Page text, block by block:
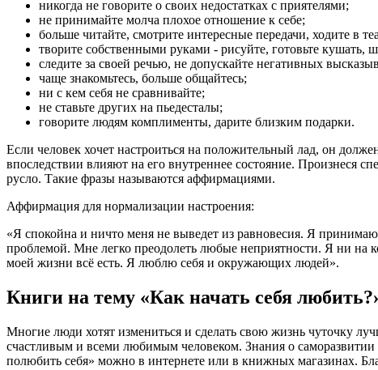
никогда не говорите о своих недостатках с приятелями;
не принимайте молча плохое отношение к себе;
больше читайте, смотрите интересные передачи, ходите в
творите собственными руками - рисуйте, готовьте кушать,
следите за своей речью, не допускайте негативных
чаще знакомьтесь, больше общайтесь;
ни с кем себя не сравнивайте;
не ставьте других на пьедесталы;
говорите людям комплименты, дарите близким подарки.
Если человек хочет настроиться на положительный лад, он
впоследствии влияют на его внутреннее состояние. Произнеся
русло. Такие фразы называются аффирмациями.
Аффирмация для нормализации настроения:
«Я спокойна и ничто меня не выведет из равновесия. Я
проблемой. Мне легко преодолеть любые неприятности. Я ни на
моей жизни всё есть. Я люблю себя и окружающих людей».
Книги на тему «Как начать себя
Многие люди хотят измениться и сделать свою жизнь чуточку
счастливым и всеми любимым человеком. Знания о
полюбить себя» можно в интернете или в книжных магазинах.